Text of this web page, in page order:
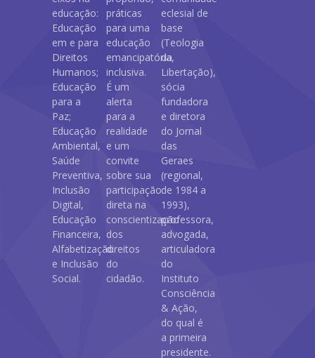
educação:
Educação
em e para
Direitos
Humanos;
Educação
para a
Paz;
Educação
Ambiental,
Saúde
Preventiva,
Inclusão
Digital,
Educação
Financeira,
Alfabetização
e Inclusão
Social.
práticas
para uma
educação
emancipatória,
inclusiva.
É um
alerta
para a
realidade
e um
convite
sobre sua
participação
direta na
conscientização
dos
direitos
do
cidadão.
eclesial de
base
(Teologia
da
Libertação),
sócia
fundadora
e diretora
do Jornal
das
Geraes
(regional,
de 1984 a
1993),
professora,
advogada,
articuladora
do
Instituto
Consciência
& Ação,
do qual é
a primeira
presidente.